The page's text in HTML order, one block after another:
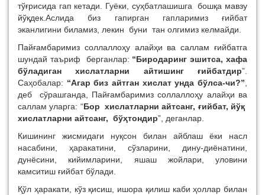
тўғрисида гап кетади. Гуёки, суҳбатлашишга бошқа мавзу
йўқдек.Аслида биз гапирган гапларимиз ғийбат
эканлигини биламиз, лекин буни тан олгимиз келмайди.
Пайғамбаримиз соллаллоҳу алайҳи ва саллам ғийбатга
шундай таъриф берганлар: “Биродаринг эшитса, хафа
бўладиган хислатларни айтишинг ғийбатдир”.
Саҳобалар: “Агар биз айтган хислат унда бўлса-чи?”
деб сўрашганда, Пайғамбаримиз соллаллоҳу алайҳи ва
саллам уларга: “Бор хислатларни айтсанг, ғийбат, йўқ
хислатларни айтсанг, бўҳтондир”, деганлар.
Кишининг жисмидаги нуқсон билан айблаш ёки насл
насабини, ҳаракатини, сўзларини, дину-диёнатини,
дунёсини, кийимларини, яшаш жойлари, уловини
камситиш ғийбат бўлади.
Қўл ҳаракати, кўз қисиш, ишора қилиш каби ҳоллар билан